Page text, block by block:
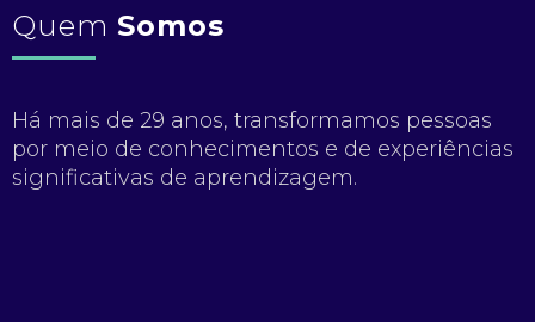
Quem Somos
Há mais de 29 anos, transformamos pessoas
por meio de conhecimentos e de experiências
significativas de aprendizagem.